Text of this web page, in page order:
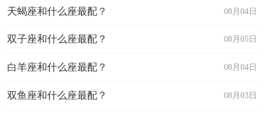
08月04日
天蝎座和什么座最配？
08月05日
双子座和什么座最配？
08月04日
白羊座和什么座最配？
08月03日
双鱼座和什么座最配？